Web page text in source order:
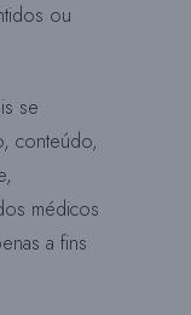
ou
se
conteúdo,
médicos
a fins